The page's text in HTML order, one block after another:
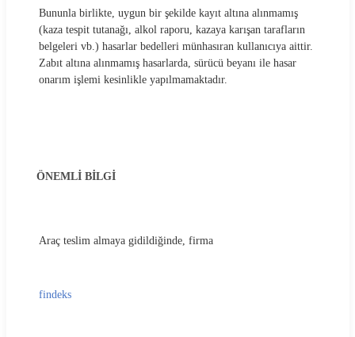
Bununla birlikte, uygun bir şekilde kayıt altına alınmamış
(kaza tespit tutanağı, alkol raporu, kazaya karışan tarafların
belgeleri vb.) hasarlar bedelleri münhasıran kullanıcıya aittir.
Zabıt altına alınmamış hasarlarda, sürücü beyanı ile hasar
onarım işlemi kesinlikle yapılmamaktadır.
ÖNEMLİ BİLGİ
Araç teslim almaya gidildiğinde, firma
findeks